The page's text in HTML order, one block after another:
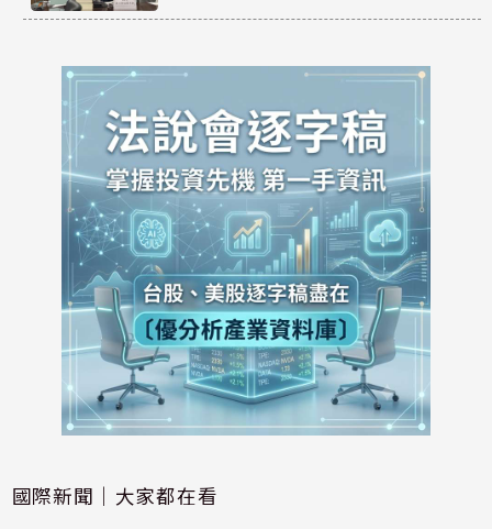
國際新聞｜大家都在看